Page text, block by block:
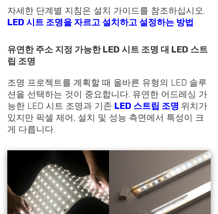
자세한 단계별 지침은 설치 가이드를 참조하십시오.
LED 시트 조명을 자르고 설치하고 설정하는 방법
유연한 주소 지정 가능한 LED 시트 조명 대 LED 스트
립 조명
조명 프로젝트를 계획할 때 올바른 유형의 LED 솔루
션을 선택하는 것이 중요합니다. 유연한 어드레싱 가
능한 LED 시트 조명과 기존 LED 스트립 조명 위치가
있지만 픽셀 제어, 설치 및 성능 측면에서 특성이 크
게 다릅니다.